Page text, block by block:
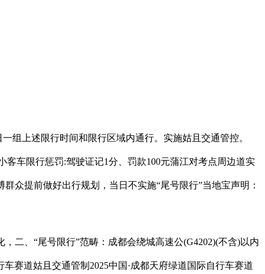
上述限行时间和限行区域内通行。实施姑且交通管控。
客车限行惩罚:驾驶证记1分、罚款100元蒲江对考点周边道实
众提前做好出行规划，当日不实施“尾号限行”当地宝声明：
、“尾号限行”范畴：成都会绕城高速公(G4202)(不含)以内
赛道姑且交通管制2025中国·成都天府绿道国际自行车赛道